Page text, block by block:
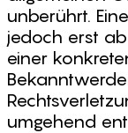
unberührt.
jedoch erst
einer
umgehend